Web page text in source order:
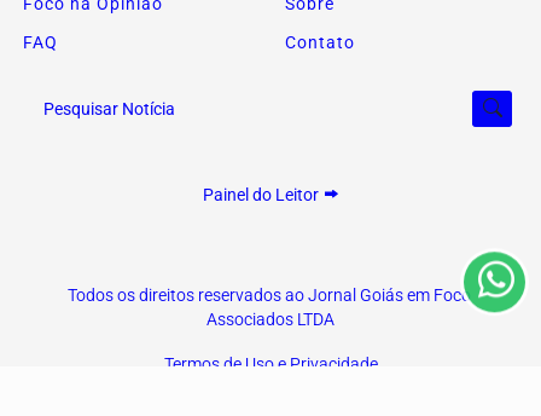
FAQ
Contato
Pesquisar Notícia
Painel do Leitor
Todos os direitos reservados ao Jornal Goiás em Foco
Associados LTDA
Termos de Uso e Privacidade
Termos de Uso e Privacidade
você concorda com nossos Termos de Uso e
CLICANDO AQUI
PROSSEGUIR